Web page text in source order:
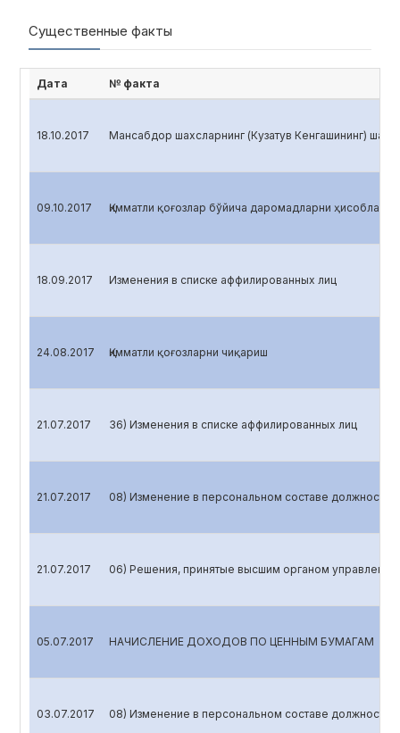
Существенные факты
Дата № факта
18.10.2017 Мансабдор шахсларнинг (Кузатув Кенгашининг)
09.10.2017 Қимматли қоғозлар бўйича даромадларни ҳисоблаш
18.09.2017 Изменения в списке аффилированных лиц
24.08.2017 Қимматли қоғозларни чиқариш
21.07.2017 36) Изменения в списке аффилированных лиц
21.07.2017 08) Изменение в персональном составе
21.07.2017 06) Решения, принятые высшим органом управления
05.07.2017 НАЧИСЛЕНИЕ ДОХОДОВ ПО ЦЕННЫМ БУМАГАМ
03.07.2017 08) Изменение в персональном составе